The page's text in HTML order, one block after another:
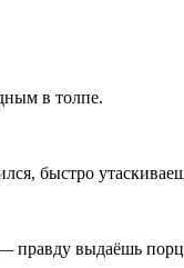
в толпе.
быстро
правду выдаёшь